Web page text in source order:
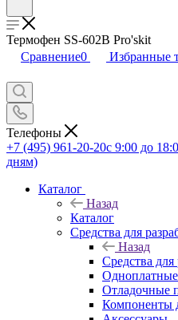
Термофен SS-602B Pro'skit
Сравнение0 Избранные
Телефоны
+7 (495) 961-20-20с 9:00 до
дням)
Каталог
Назад
Каталог
Средства для
Назад
Средства для
Отладочные
Компоненты